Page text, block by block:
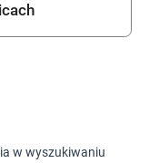
w wyszukiwaniu